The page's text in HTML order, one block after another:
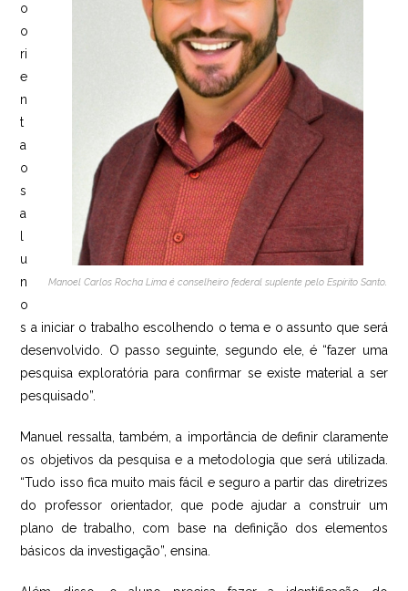
Manoel Carlos Rocha Lima é conselheiro federal suplente pelo Espírito Santo.
o
o
ri
e
n
t
a
o
s
a
l
u
n
o
s a iniciar o trabalho escolhendo o tema e o assunto que será
desenvolvido. O passo seguinte, segundo ele, é “fazer uma
pesquisa exploratória para confirmar se existe material a ser
pesquisado”.
Manuel ressalta, também, a importância de definir claramente
os objetivos da pesquisa e a metodologia que será utilizada.
“Tudo isso fica muito mais fácil e seguro a partir das diretrizes
do professor orientador, que pode ajudar a construir um
plano de trabalho, com base na definição dos elementos
básicos da investigação”, ensina.